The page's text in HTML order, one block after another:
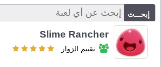
Slime Rancher
تقييم الزوار